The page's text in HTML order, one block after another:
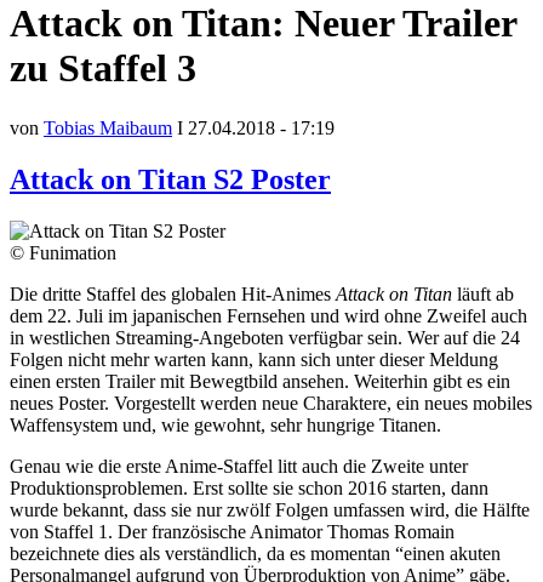
Attack on Titan: Neuer Trailer
zu Staffel 3
von Tobias Maibaum I 27.04.2018 - 17:19
Attack on Titan S2 Poster
© Funimation
Die dritte Staffel des globalen Hit-Animes Attack on Titan läuft ab
dem 22. Juli im japanischen Fernsehen und wird ohne Zweifel auch
in westlichen Streaming-Angeboten verfügbar sein. Wer auf die 24
Folgen nicht mehr warten kann, kann sich unter dieser Meldung
einen ersten Trailer mit Bewegtbild ansehen. Weiterhin gibt es ein
neues Poster. Vorgestellt werden neue Charaktere, ein neues mobiles
Waffensystem und, wie gewohnt, sehr hungrige Titanen.
Genau wie die erste Anime-Staffel litt auch die Zweite unter
Produktionsproblemen. Erst sollte sie schon 2016 starten, dann
wurde bekannt, dass sie nur zwölf Folgen umfassen wird, die Hälfte
von Staffel 1. Der französische Animator Thomas Romain
bezeichnete dies als verständlich, da es momentan “einen akuten
Personalmangel aufgrund von Überproduktion von Anime” gäbe.